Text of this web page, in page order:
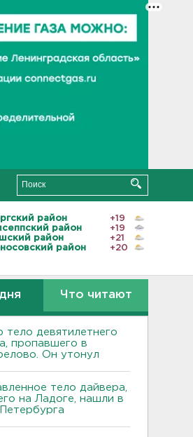
район
+19
район
+19
район
+21
район
+20
Что читают
тело девятилетнего
пропавшего в
Он утонул
тело дайвера,
на Ладоге, нашли в